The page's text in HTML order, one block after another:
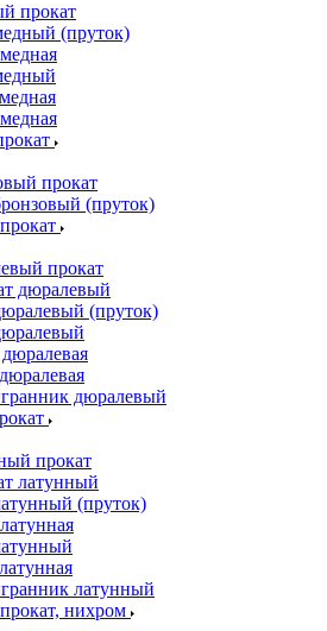
прокат
(пруток)
прокат
(пруток)
прокат
дюралевый
(пруток)
дюралевый
прокат
латунный
(пруток)
латунный
нихром